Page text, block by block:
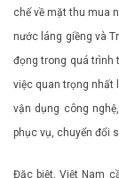
chế về mặt thu mua
nước láng giềng và
đọng trong quá trình
việc quan trọng nhất
vận dụng công
phục vụ, chuyển đổi
Đặc biệt, Việt Nam